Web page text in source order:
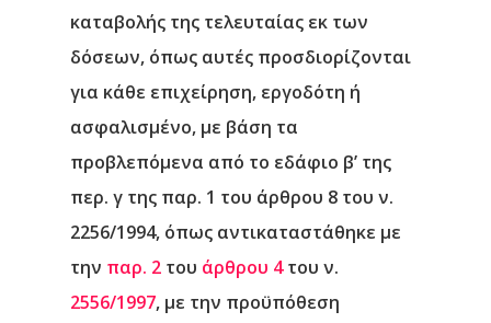
καταβολής της τελευταίας εκ των
δόσεων, όπως αυτές προσδιορίζονται
για κάθε επιχείρηση, εργοδότη ή
ασφαλισμένο, με βάση τα
προβλεπόμενα από το εδάφιο β’ της
περ. γ της παρ. 1 του άρθρου 8 του ν.
2256/1994, όπως αντικαταστάθηκε με
την παρ. 2 του άρθρου 4του ν.
2556/1997, με την προϋπόθεση